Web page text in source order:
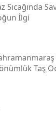
Sıcağında
İlgi
Taş